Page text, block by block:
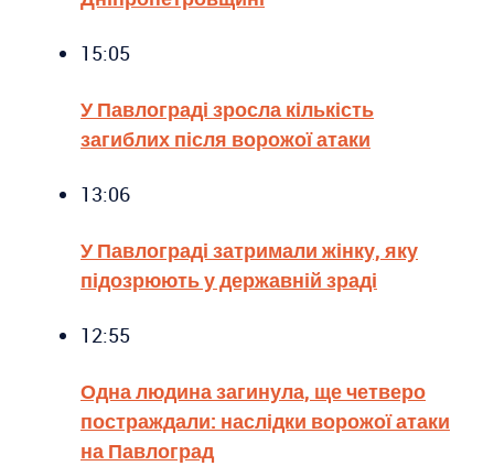
15:05
У Павлограді зросла кількість
загиблих після ворожої атаки
13:06
У Павлограді затримали жінку, яку
підозрюють у державній зраді
12:55
Одна людина загинула, ще четверо
постраждали: наслідки ворожої атаки
на Павлоград